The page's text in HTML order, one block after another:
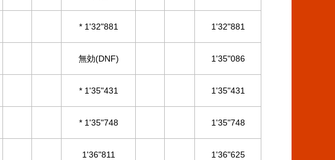
* 1'32"881 1'32"881
無効(DNF) 1'35"086
* 1'35"431 1'35"431
* 1'35"748 1'35"748
1'36"811 1'36"625